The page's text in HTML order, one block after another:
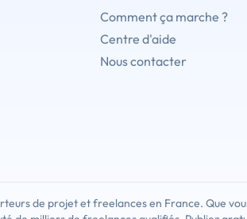
Comment ça marche ?
Centre d'aide
Nous contacter
de projet et freelances en France. Que